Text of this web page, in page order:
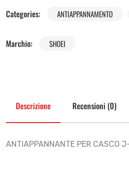
Categories:
ANTIAPPANNAMENTO
Marchio: SHOEI
Descrizione Recensioni (0)
ANTIAPPANNANTE PER CASCO